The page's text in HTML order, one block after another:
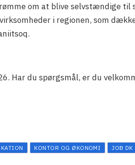
om at blive selvstændige
i regionen, som
Har du spørgsmål, er du
KONTOR OG ØKONOMI JOB DK